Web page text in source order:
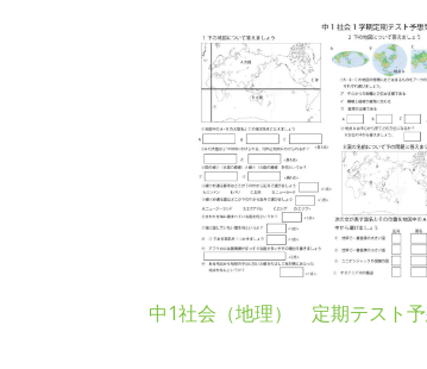
中1社会（地理） 定期テスト